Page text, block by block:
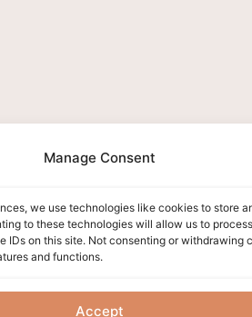
Manage Consent
we use technologies like cookies to store
to these technologies will allow us to
IDs on this site. Not consenting or withdrawing
and functions.
Accept